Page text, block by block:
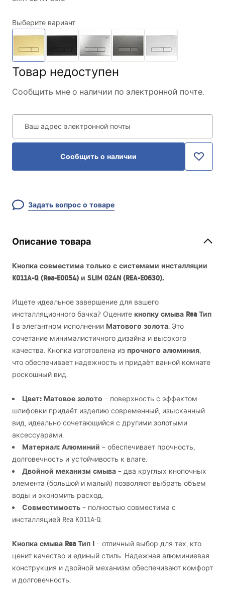
Выберите вариант
Товар недоступен
Сообщить мне о наличии по электронной почте.
Ваш адрес электронной почты
Сообщить о наличии
Задать вопрос о товаре
Описание товара
Кнопка совместима только с системами инсталляции
K011A-Q (Rea-E0054) и SLIM 024N (REA-E0630).
Ищете идеальное завершение для вашего
инсталляционного бачка? Оцените кнопку смыва Rea Тип
I в элегантном исполнении Матового золота. Это
сочетание минималистичного дизайна и высокого
качества. Кнопка изготовлена из прочного алюминия,
что обеспечивает надежность и придаёт ванной комнате
роскошный вид.
Цвет: Матовое золото – поверхность с эффектом
шлифовки придаёт изделию современный, изысканный
вид, идеально сочетающийся с другими золотыми
аксессуарами.
Материал: Алюминий – обеспечивает прочность,
долговечность и устойчивость к влаге.
Двойной механизм смыва – два круглых кнопочных
элемента (большой и малый) позволяют выбрать объем
воды и экономить расход.
Совместимость – полностью совместима с
инсталляцией Rea K011A-Q.
Кнопка смыва Rea Тип I – отличный выбор для тех, кто
ценит качество и единый стиль. Надежная алюминиевая
конструкция и двойной механизм обеспечивают комфорт
и долговечность.